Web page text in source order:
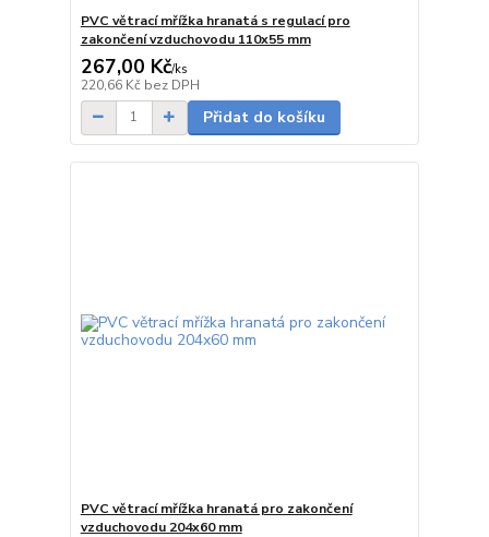
PVC větrací mřížka hranatá s regulací pro
zakončení vzduchovodu 110x55 mm
267,00 Kč/ks
220,66 Kč bez DPH
Přidat do košíku
PVC větrací mřížka hranatá pro zakončení
vzduchovodu 204x60 mm